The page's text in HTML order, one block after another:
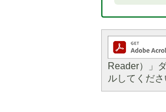
Reader）」
ルしてくださ